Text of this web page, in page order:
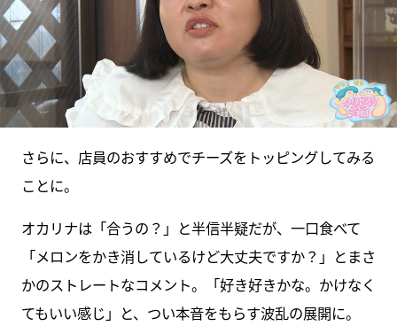
さらに、店員のおすすめでチーズをトッピングしてみる
ことに。
オカリナは「合うの？」と半信半疑だが、一口食べて
「メロンをかき消しているけど大丈夫ですか？」とまさ
かのストレートなコメント。「好き好きかな。かけなく
てもいい感じ」と、つい本音をもらす波乱の展開に。